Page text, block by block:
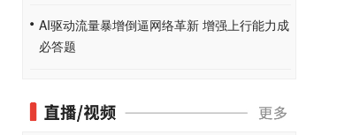
AI驱动流量暴增倒逼网络革新 增强上行能力成
必答题